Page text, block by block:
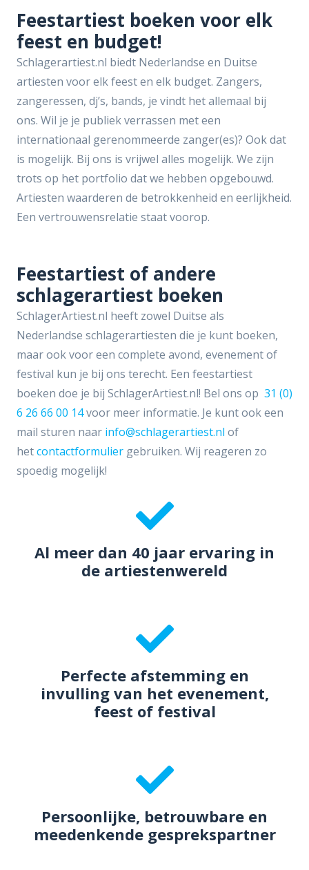
Feestartiest boeken voor elk
feest en budget!
Schlagerartiest.nl biedt Nederlandse en Duitse
artiesten voor elk feest en elk budget. Zangers,
zangeressen, dj’s, bands, je vindt het allemaal bij
ons. Wil je je publiek verrassen met een
internationaal gerenommeerde zanger(es)? Ook dat
is mogelijk. Bij ons is vrijwel alles mogelijk. We zijn
trots op het portfolio dat we hebben opgebouwd.
Artiesten waarderen de betrokkenheid en eerlijkheid.
Een vertrouwensrelatie staat voorop.
Feestartiest of andere
schlagerartiest boeken
SchlagerArtiest.nl heeft zowel Duitse als
Nederlandse schlagerartiesten die je kunt boeken,
maar ook voor een complete avond, evenement of
festival kun je bij ons terecht. Een feestartiest
boeken doe je bij SchlagerArtiest.nl! Bel ons op 31 (0)
6 26 66 00 14voor meer informatie. Je kunt ook een
mail sturen naar info@schlagerartiest.nl of
hetcontactformulier gebruiken. Wij reageren zo
spoedig mogelijk!
Al meer dan 40 jaar ervaring in
de artiestenwereld
Perfecte afstemming en
invulling van het evenement,
feest of festival
Persoonlijke, betrouwbare en
meedenkende gesprekspartner